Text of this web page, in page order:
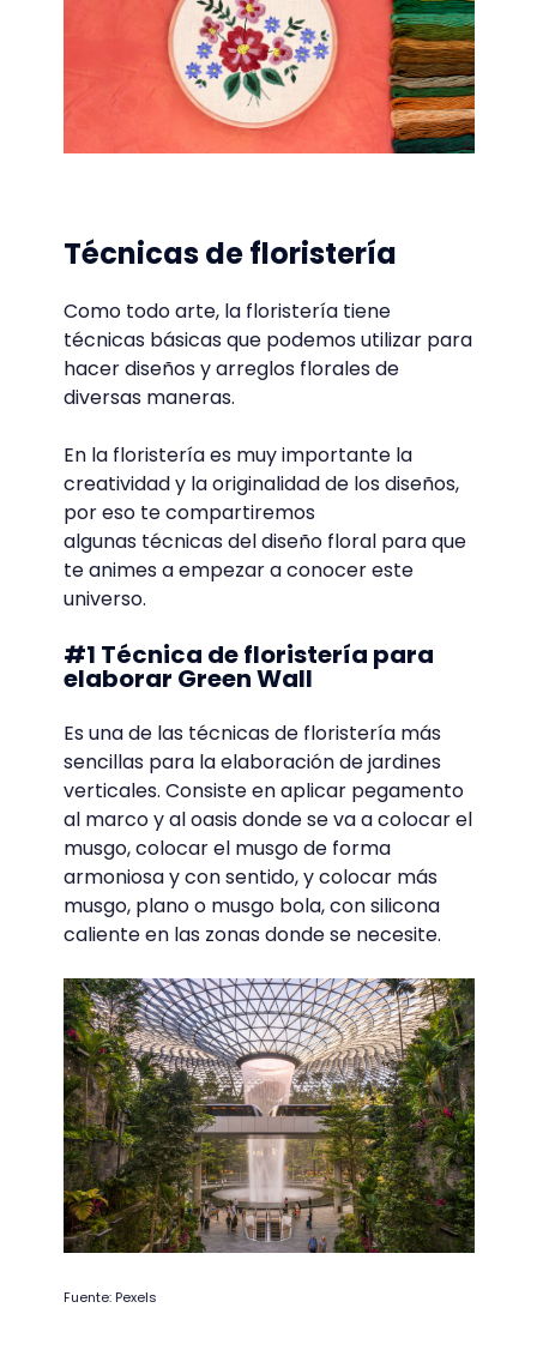
Tú también puedes bordar,
¡descarga gratis esta guía con los
puntos de bordado básicos!
Técnicas de floristería
Como todo arte, la floristería tiene
técnicas básicas que podemos utilizar para
hacer diseños y arreglos florales de
diversas maneras.
En la floristería es muy importante la
creatividad y la originalidad de los diseños,
por eso te compartiremos
algunas técnicas del diseño floral para que
te animes a empezar a conocer este
universo.
#1 Técnica de floristería para
elaborar Green Wall
Es una de las técnicas de floristería más
sencillas para la elaboración de jardines
verticales. Consiste en aplicar pegamento
al marco y al oasis donde se va a colocar el
musgo, colocar el musgo de forma
armoniosa y con sentido, y colocar más
musgo, plano o musgo bola, con silicona
caliente en las zonas donde se necesite.